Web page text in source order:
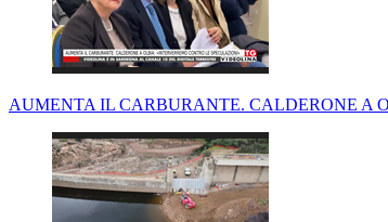
AUMENTA IL CARBURANTE. CALDERONE A